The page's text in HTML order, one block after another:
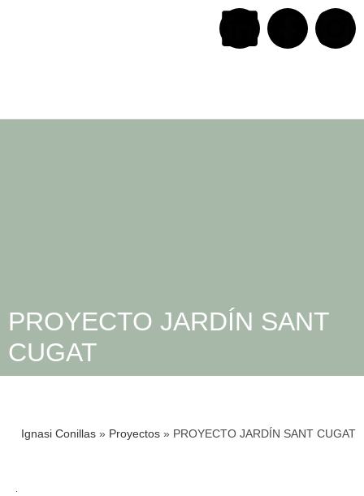
PROYECTO JARDÍN SANT
CUGAT
Ignasi Conillas » Proyectos » PROYECTO JARDÍN SANT CUGAT